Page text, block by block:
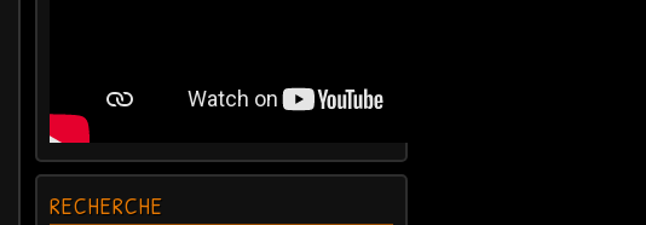
RECHERCHE